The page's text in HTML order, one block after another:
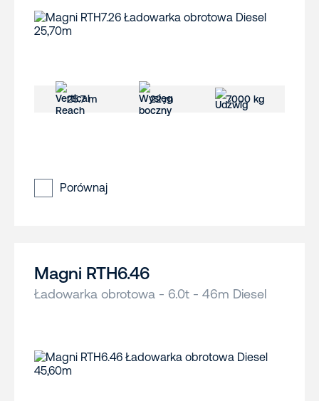
25.7 m 22 m 7000 kg
Porównaj
Magni RTH6.46
Ładowarka obrotowa - 6.0t - 46m Diesel